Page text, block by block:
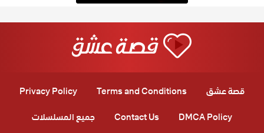
قصة عشق Terms and Conditions
Privacy Policy
DMCA Policy
Contact Us جميع المسلسلات